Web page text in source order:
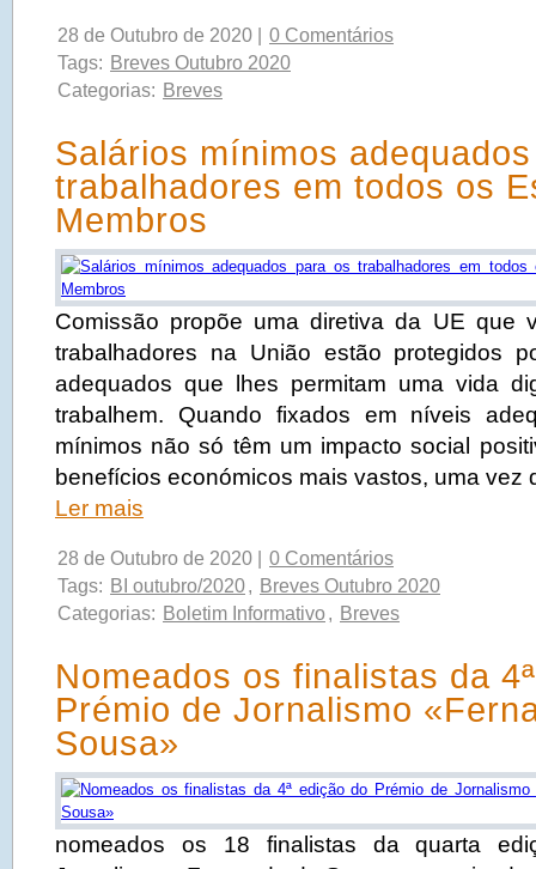
28 de Outubro de 2020 |
0 Comentários
Tags: Breves Outubro 2020
Categorias: Breves
Salários mínimos
trabalhadores em todos os
Membros
Comissão propõe uma diretiva da UE que
trabalhadores na União estão protegidos
adequados que lhes permitam uma vida
trabalhem. Quando fixados em níveis
mínimos não só têm um impacto social
benefícios económicos mais vastos, uma
Ler mais
28 de Outubro de 2020 |
0 Comentários
Tags: BI outubro/2020, Breves Outubro 2020
Categorias: Boletim Informativo, Breves
Nomeados os finalistas da
Prémio de Jornalismo
Sousa»
nomeados os 18 finalistas da quarta